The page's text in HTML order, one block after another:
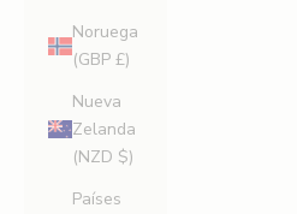
Noruega
(GBP £)
Nueva
Zelanda
(NZD $)
Países